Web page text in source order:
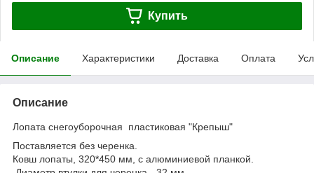
Купить
Описание Характеристики Доставка Оплата
Описание
Лопата снегоуборочная пластиковая "Крепыш"
Поставляется без черенка.
Ковш лопаты, 320*450 мм, с алюминиевой планкой.